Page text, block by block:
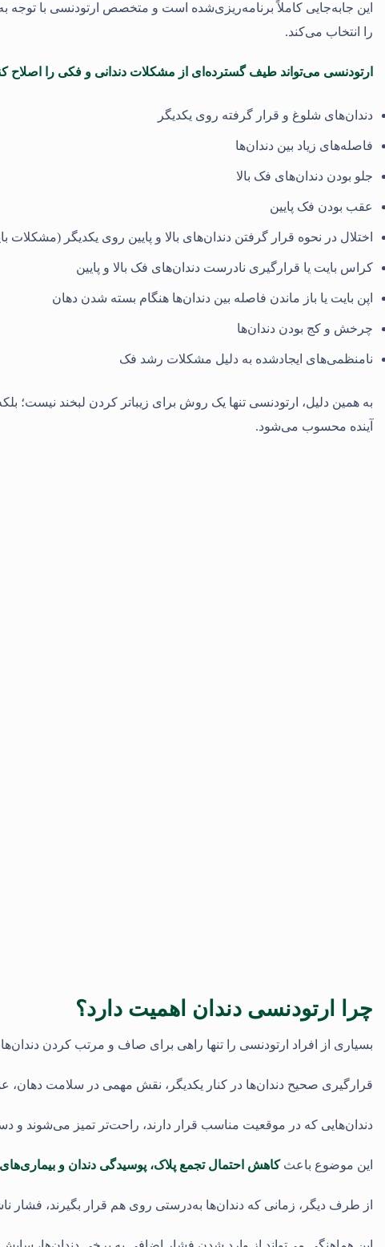
این جابه‌جایی کاملاً برنامه‌ریزی‌شده است و متخصص ارتودنسی با توجه
را انتخاب می‌کند.
ارتودنسی می‌تواند طیف گسترده‌ای از مشکلات دندانی و فکی را اصلاح
دندان‌های شلوغ و قرار گرفته روی یکدیگر
فاصله‌های زیاد بین دندان‌ها
جلو بودن دندان‌های فک بالا
عقب بودن فک پایین
اختلال در نحوه قرار گرفتن دندان‌های بالا و پایین روی یکدیگر (مشکلات
کراس بایت یا قرارگیری نادرست دندان‌های فک بالا و پایین
اپن بایت یا باز ماندن فاصله بین دندان‌ها هنگام بسته شدن دهان
چرخش و کج بودن دندان‌ها
نامنظمی‌های ایجادشده به دلیل مشکلات رشد فک
به همین دلیل، ارتودنسی تنها یک روش برای زیباتر کردن لبخند
آینده محسوب می‌شود.
چرا ارتودنسی دندان اهمیت دارد؟
بسیاری از افراد ارتودنسی را تنها راهی برای صاف و مرتب کردن
قرارگیری صحیح دندان‌ها در کنار یکدیگر، نقش مهمی در سلامت دهان،
دندان‌هایی که در موقعیت مناسب قرار دارند، راحت‌تر تمیز می‌شوند
این موضوع باعثکاهش احتمال تجمع پلاک، پوسیدگی دندان و
از طرف دیگر، زمانی که دندان‌ها به‌درستی روی هم قرار بگیرند،